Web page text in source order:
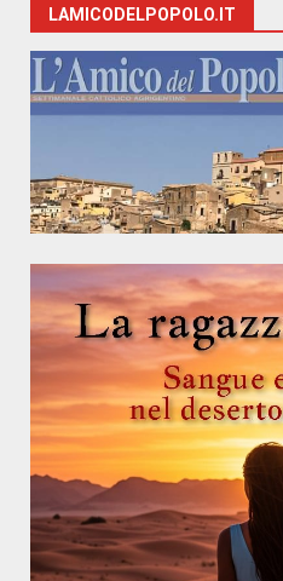
LAMICODELPOPOLO.IT